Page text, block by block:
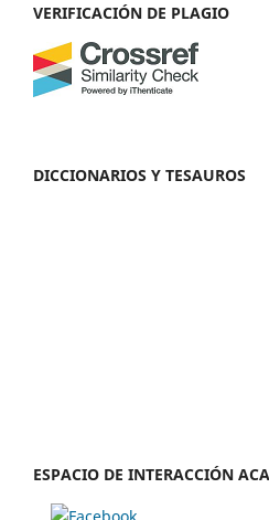
VERIFICACIÓN DE PLAGIO
DICCIONARIOS Y TESAUROS
ESPACIO DE INTERACCIÓN